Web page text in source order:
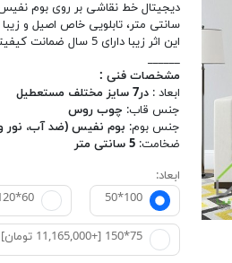
این اثر زیبا دارای 5 سال ضمانت کیفیتی ویژه می باشد.
______
مشخصات فنی :
ابعاد : در7 سایز مختلف مستعطیل
جنس قاب: چوب روس
جنس بوم: بوم نفیس (ضد آب، نور
ضخامت: 5 سانتی متر
ابعاد:
50*100
60*120 [+6,699,000 تومان]
75*150 [+11,165,000 تومان]